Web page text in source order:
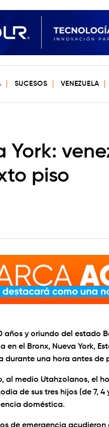
SUCESOS VENEZUELA
York:
piso
y oriundo del estado
el Bronx, Nueva York,
una hora antes de
al medio Utahzolanos, el
de sus tres hijos (de 7, 4
doméstica.